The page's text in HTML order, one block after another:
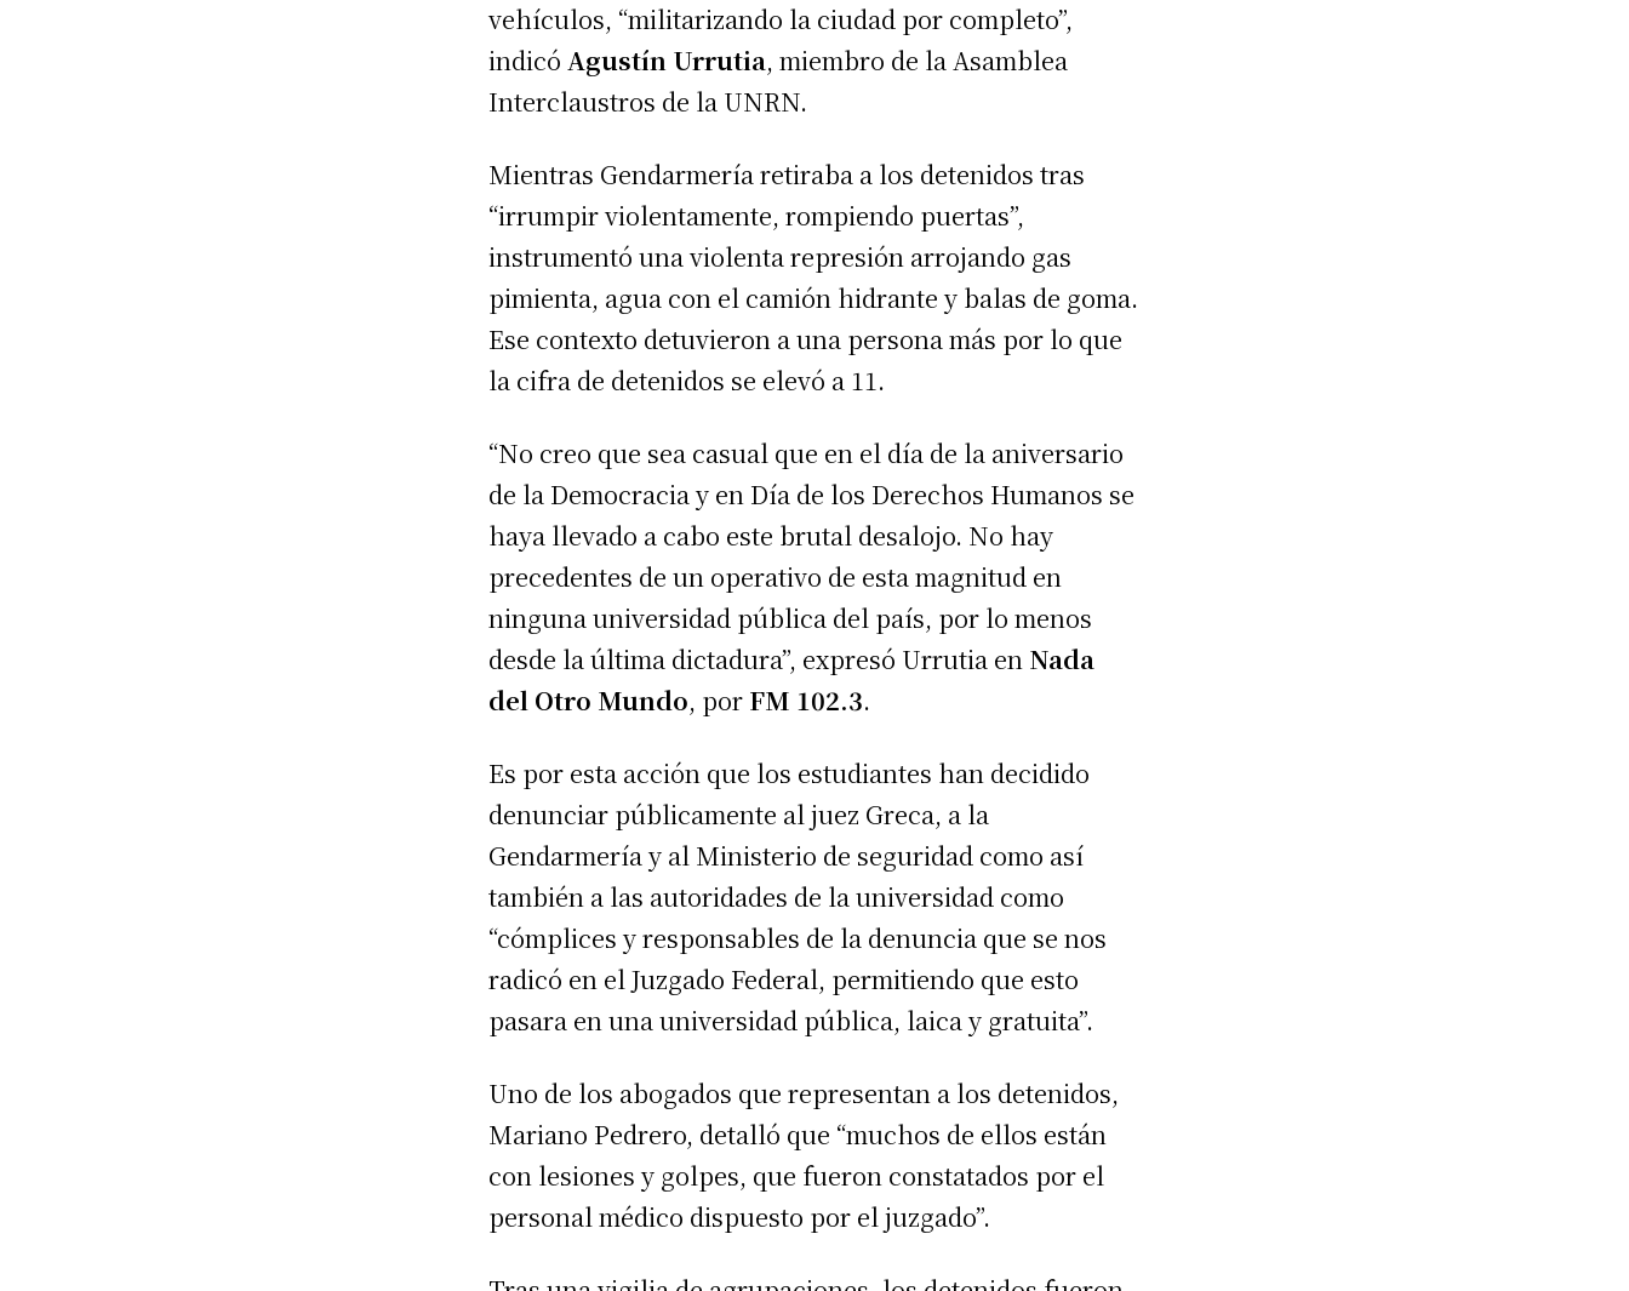
vehículos, “militarizando la ciudad por completo”,
indicóAgustín Urrutia, miembro de la Asamblea
Interclaustros de la UNRN.
Mientras Gendarmería retiraba a los detenidos tras
“irrumpir violentamente, rompiendo puertas”,
instrumentó una violenta represión arrojando gas
pimienta, agua con el camión hidrante y balas de goma.
Ese contexto detuvieron a una persona más por lo que
la cifra de detenidos se elevó a 11.
“No creo que sea casual que en el día de la aniversario
de la Democracia y en Día de los Derechos Humanos se
haya llevado a cabo este brutal desalojo. No hay
precedentes de un operativo de esta magnitud en
ninguna universidad pública del país, por lo menos
desde la última dictadura”, expresó Urrutia en Nada
del Otro Mundo, por FM 102.3.
Es por esta acción que los estudiantes han decidido
denunciar públicamente al juez Greca, a la
Gendarmería y al Ministerio de seguridad como así
también a las autoridades de la universidad como
“cómplices y responsables de la denuncia que se nos
radicó en el Juzgado Federal, permitiendo que esto
pasara en una universidad pública, laica y gratuita”.
Uno de los abogados que representan a los detenidos,
Mariano Pedrero, detalló que “muchos de ellos están
con lesiones y golpes, que fueron constatados por el
personal médico dispuesto por el juzgado”.